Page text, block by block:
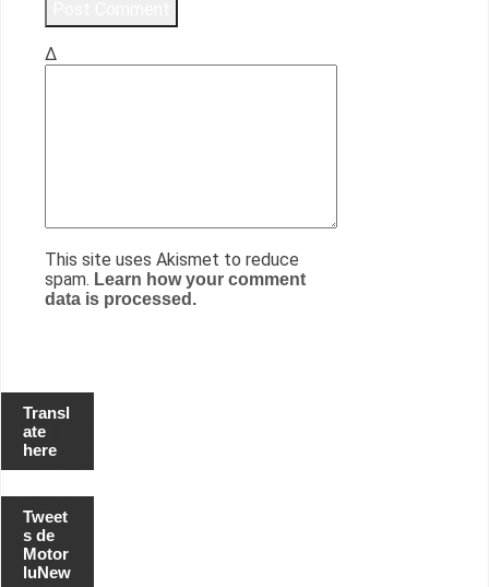
Δ
This site uses Akismet to reduce
spam. Learn how your comment
data is processed.
Transl
ate
here
Tweet
s de
Motor
luNew